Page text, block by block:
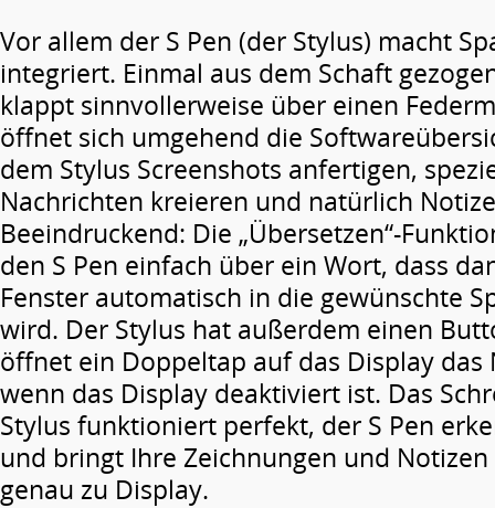
Vor allem der S Pen (der Stylus) macht
integriert. Einmal aus dem Schaft
klappt sinnvollerweise über einen
öffnet sich umgehend die
dem Stylus Screenshots anfertigen,
Nachrichten kreieren und natürlich
Beeindruckend: Die „Übersetzen“-
den S Pen einfach über ein Wort, dass
Fenster automatisch in die gewünschte
wird. Der Stylus hat außerdem einen
öffnet ein Doppeltap auf das Display das
wenn das Display deaktiviert ist. Das
Stylus funktioniert perfekt, der S Pen
und bringt Ihre Zeichnungen und
genau zu Display.